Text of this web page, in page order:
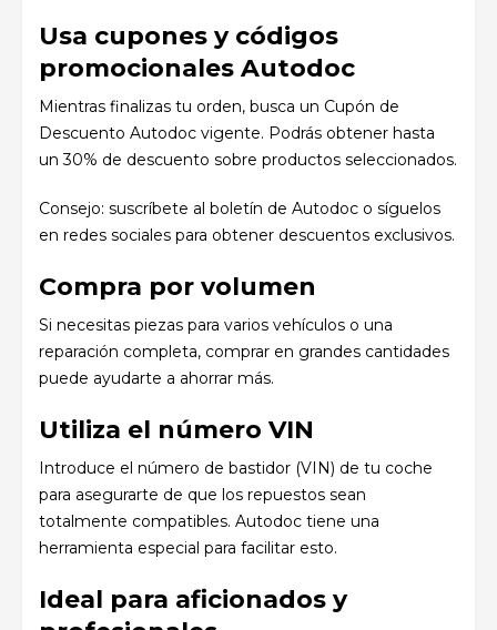
Usa cupones y códigos
promocionales Autodoc
Mientras finalizas tu orden, busca un Cupón de
Descuento Autodoc vigente. Podrás obtener hasta
un 30% de descuento sobre productos seleccionados.
Consejo: suscríbete al boletín de Autodoc o síguelos
en redes sociales para obtener descuentos exclusivos.
Compra por volumen
Si necesitas piezas para varios vehículos o una
reparación completa, comprar en grandes cantidades
puede ayudarte a ahorrar más.
Utiliza el número VIN
Introduce el número de bastidor (VIN) de tu coche
para asegurarte de que los repuestos sean
totalmente compatibles. Autodoc tiene una
herramienta especial para facilitar esto.
Ideal para aficionados y